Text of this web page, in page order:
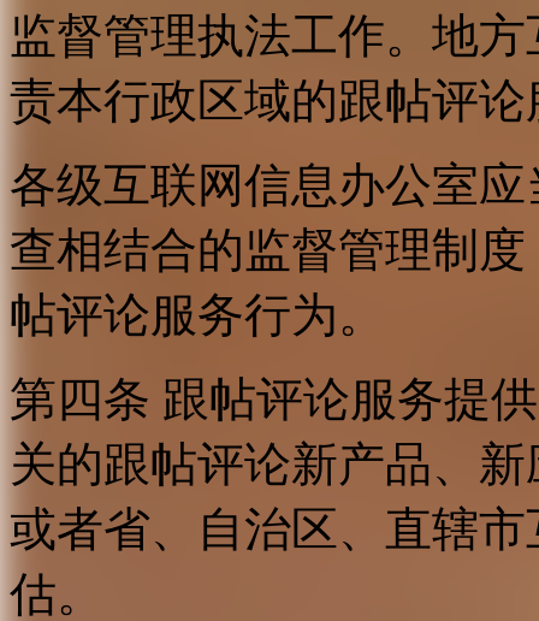
监督管理执法工作。地
责本行政区域的跟帖评
各级互联网信息办公室
查相结合的监督管理制
帖评论服务行为。
第四条 跟帖评论服务提
关的跟帖评论新产品、
或者省、自治区、直辖
估。